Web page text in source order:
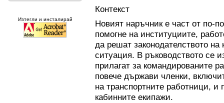
Изтегли и инсталирай
Контекст
Новият наръчник е част от по-
помогне на институциите,
да решат законодателството
ситуация. В ръководството се
прилагат за командированите
повече държави членки,
на транспортните работници, и
кабинните екипажи.